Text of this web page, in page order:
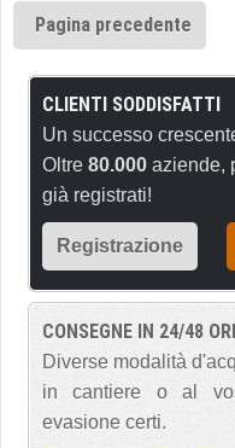
Pagina precedente
CLIENTI SODDISFATTI
Un successo
Oltre 80.000 aziende,
già registrati!
Registrazione
CONSEGNE IN 24/48
Diverse modalità
in cantiere o al
evasione certi.